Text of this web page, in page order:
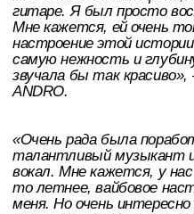
КОНТАКТЫ
PUDRA MEDIA
онлайн издание
Дарья Федорова -
Политика конфиденциальности данных
Согласие на обработку данных